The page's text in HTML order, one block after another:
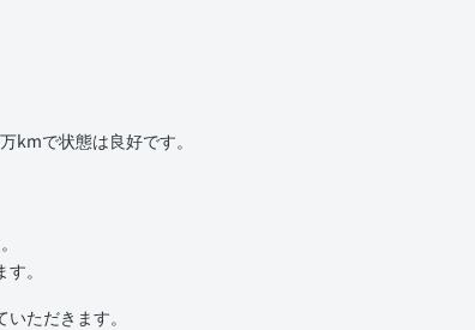
kmで状態は良好です。
。
ただきます。